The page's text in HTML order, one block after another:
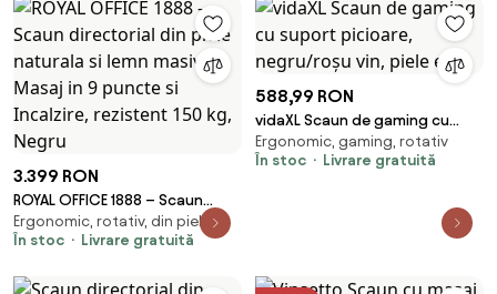
Suport Picioare Extensibil,
Sezut cu Arcuri, Telecomandă,
Maro
3.399 RON
ROYAL OFFICE 1888 – Scaun
directorial din piele naturala si
lemn masiv, Masaj in 9 puncte si
Negru
Ergonomic, rotativ, din piele
În stoc
Livrare gratuită
588,99 RON
vidaXL Scaun de gaming cu
suport picioare, negru/roșu vin,
piele eco
Ergonomic, gaming, rotativ
În stoc
Livrare gratuită